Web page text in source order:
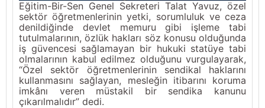
Eğitim-Bir-Sen Genel Sekreteri Talat Yavuz, özel
sektör öğretmenlerinin yetki, sorumluluk ve ceza
denildiğinde devlet memuru gibi işleme tabi
tutulmalarının, özlük hakları söz konusu olduğunda
iş güvencesi sağlamayan bir hukuki statüye tabi
olmalarının kabul edilmez olduğunu vurgulayarak,
“Özel sektör öğretmenlerinin sendikal haklarını
kullanmasını sağlayan, mesleğin itibarını koruma
imkânı veren müstakil bir sendika kanunu
çıkarılmalıdır” dedi.